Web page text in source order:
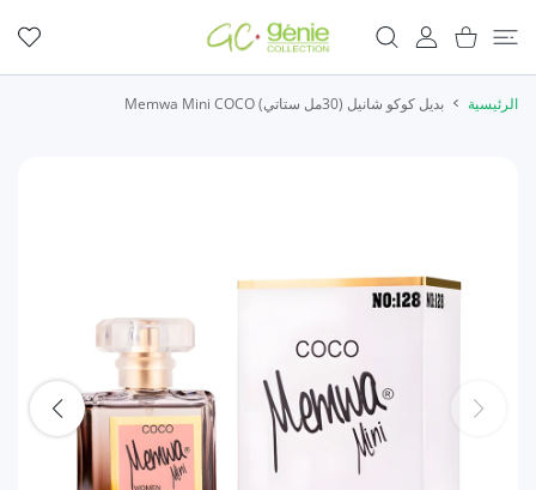
حساب المستخدمعربة التسوق
الرئيسية بديل كوكو شانيل (30مل ستاتي) Memwa Mini COCO